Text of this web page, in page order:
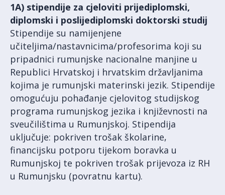
1A) stipendije za cjeloviti prijediplomski,
diplomski i poslijediplomski doktorski studij
Stipendije su namijenjene
učiteljima/nastavnicima/profesorima koji su
pripadnici rumunjske nacionalne manjine u
Republici Hrvatskoj i hrvatskim državljanima
kojima je rumunjski materinski jezik. Stipendije
omogućuju pohađanje cjelovitog studijskog
programa rumunjskog jezika i književnosti na
sveučilištima u Rumunjskoj. Stipendija
uključuje: pokriven trošak školarine,
financijsku potporu tijekom boravka u
Rumunjskoj te pokriven trošak prijevoza iz RH
u Rumunjsku (povratnu kartu).